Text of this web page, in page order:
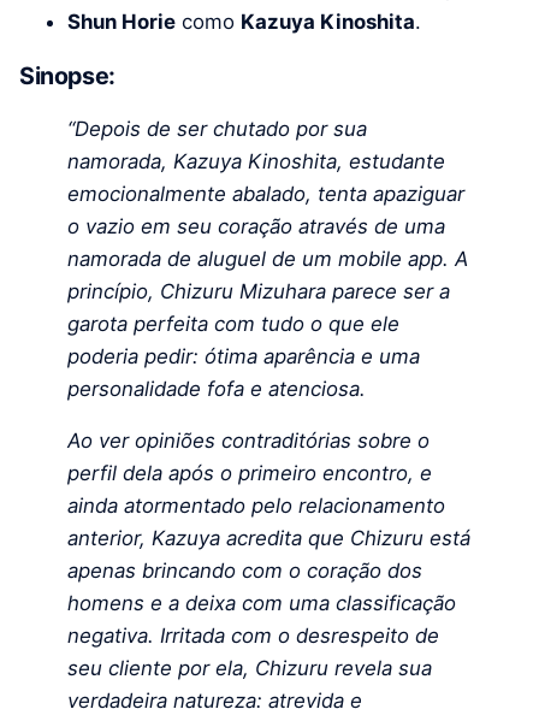
Shun Horie como Kazuya Kinoshita.
Sinopse:
“Depois de ser chutado por sua
namorada, Kazuya Kinoshita, estudante
emocionalmente abalado, tenta apaziguar
o vazio em seu coração através de uma
namorada de aluguel de um mobile app. A
princípio, Chizuru Mizuhara parece ser a
garota perfeita com tudo o que ele
poderia pedir: ótima aparência e uma
personalidade fofa e atenciosa.
Ao ver opiniões contraditórias sobre o
perfil dela após o primeiro encontro, e
ainda atormentado pelo relacionamento
anterior, Kazuya acredita que Chizuru está
apenas brincando com o coração dos
homens e a deixa com uma classificação
negativa. Irritada com o desrespeito de
seu cliente por ela, Chizuru revela sua
verdadeira natureza: atrevida e